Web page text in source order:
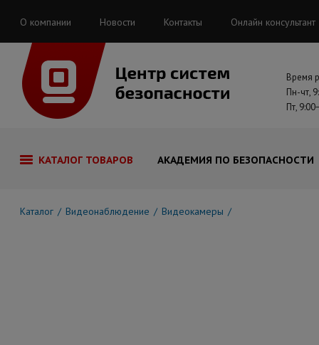
О компании Новости Контакты Онлайн консультант
Время
Пн-чт,
Пт,
КАТАЛОГ ТОВАРОВ АКАДЕМИЯ ПО БЕЗОПАСНОСТИ
Каталог Видеонаблюдение Видеокамеры